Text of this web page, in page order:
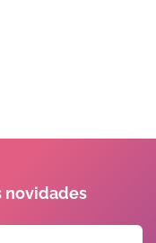
novidades